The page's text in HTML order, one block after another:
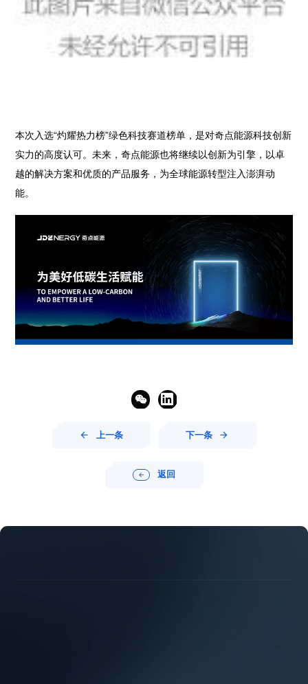
 返回
本次入选“灼耀热力榜”绿色科技赛道榜单，是对奇点能源科技创新
实力的高度认可。未来，奇点能源也将继续以创新为引擎，以卓
越的解决方案和优质的产品服务，为全球能源转型注入澎湃动
能。
 
 上一条 下一条 